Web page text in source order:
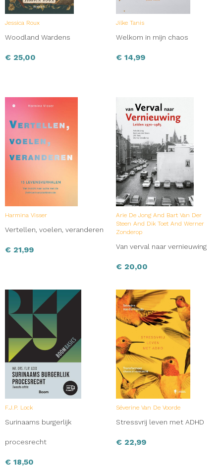
Jessica Roux
Woodland Wardens
€ 25,00
Jilke Tanis
Welkom in mijn chaos
€ 14,99
Harmina Visser
Vertellen, voelen, veranderen
€ 21,99
Arie De Jong And Bart Van Der
Steen And Dik Toet And Werner
Zonderop
Van verval naar vernieuwing
€ 20,00
F.J.P. Lock
Surinaams burgerlijk
procesrecht
€ 18,50
Séverine Van De Voorde
Stressvrij leven met ADHD
€ 22,99